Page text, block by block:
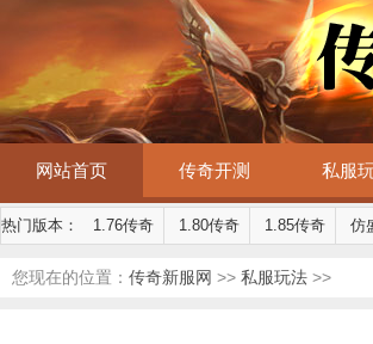
网站首页 传奇开测 私服
热门版本： 1.76传奇 1.80传奇 1.85传奇 仿
您现在的位置： 传奇新服网 >> 私服玩法 >>